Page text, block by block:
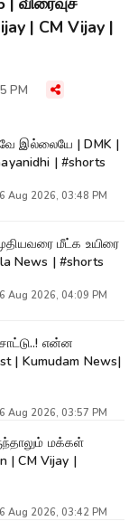
| CM Vijay |
PM
| DMK |
| #shorts
Aug 2026, 03:48 PM
மீட்க உயிரை
News | #shorts
Aug 2026, 04:09 PM
என்ன
| Kumudam News|
Aug 2026, 03:57 PM
மக்கள்
| CM Vijay |
Aug 2026, 03:42 PM